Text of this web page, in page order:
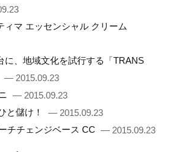
ィマ エッセンシャル クリーム
に、地域文化を試行する「TRANS
— 2015.09.23
— 2015.09.23
と儲け！
— 2015.09.23
チチェンジベース CC — 2015.09.23